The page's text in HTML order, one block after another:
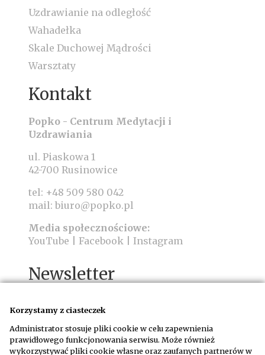
Uzdrawianie na odległość
Wahadełka
Skale Duchowej Mądrości
Warsztaty
Kontakt
Popko - Centrum Medytacji i
Uzdrawiania
ul. Piaskowa 1
42-700 Rusinowice
tel: +48 509 580 042
mail: biuro@popko.pl
Media społecznościowe:
YouTube
Facebook Instagram
Newsletter
Korzystamy z ciasteczek
Administrator stosuje pliki cookie w celu zapewnienia
prawidłowego funkcjonowania serwisu. Może również
wykorzystywać pliki cookie własne oraz zaufanych partnerów w